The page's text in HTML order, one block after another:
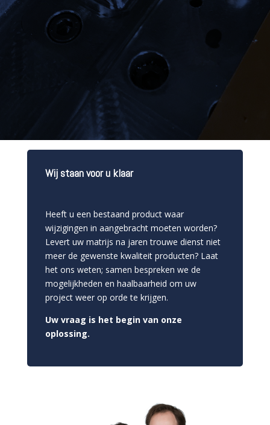
Wij staan voor u klaar
Heeft u een bestaand product waar
wijzigingen in aangebracht moeten worden?
Levert uw matrijs na jaren trouwe dienst niet
meer de gewenste kwaliteit producten? Laat
het ons weten; samen bespreken we de
mogelijkheden en haalbaarheid om uw
project weer op orde te krijgen.
Uw vraag is het begin van onze
oplossing.